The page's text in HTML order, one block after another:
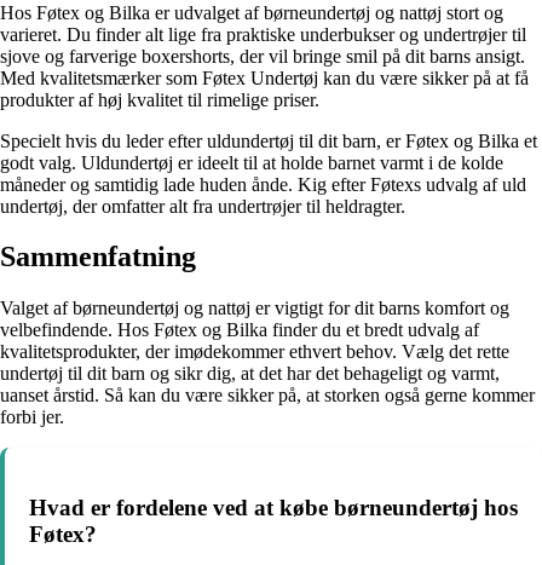
Hos Føtex og Bilka er udvalget af børneundertøj og nattøj stort og
varieret. Du finder alt lige fra praktiske underbukser og undertrøjer til
sjove og farverige boxershorts, der vil bringe smil på dit barns ansigt.
Med kvalitetsmærker som Føtex Undertøj kan du være sikker på at få
produkter af høj kvalitet til rimelige priser.
Specielt hvis du leder efter uldundertøj til dit barn, er Føtex og Bilka et
godt valg. Uldundertøj er ideelt til at holde barnet varmt i de kolde
måneder og samtidig lade huden ånde. Kig efter Føtexs udvalg af uld
undertøj, der omfatter alt fra undertrøjer til heldragter.
Sammenfatning
Valget af børneundertøj og nattøj er vigtigt for dit barns komfort og
velbefindende. Hos Føtex og Bilka finder du et bredt udvalg af
kvalitetsprodukter, der imødekommer ethvert behov. Vælg det rette
undertøj til dit barn og sikr dig, at det har det behageligt og varmt,
uanset årstid. Så kan du være sikker på, at storken også gerne kommer
forbi jer.
Hvad er fordelene ved at købe børneundertøj hos
Føtex?